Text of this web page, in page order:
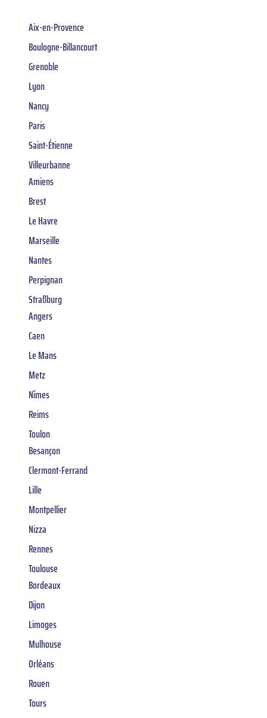
Aix-en-Provence
Boulogne-Billancourt
Grenoble
Lyon
Nancy
Paris
Saint-Étienne
Villeurbanne
Amiens
Brest
Le Havre
Marseille
Nantes
Perpignan
Straßburg
Angers
Caen
Le Mans
Metz
Nîmes
Reims
Toulon
Besançon
Clermont-Ferrand
Lille
Montpellier
Nizza
Rennes
Toulouse
Bordeaux
Dijon
Limoges
Mulhouse
Orléans
Rouen
Tours